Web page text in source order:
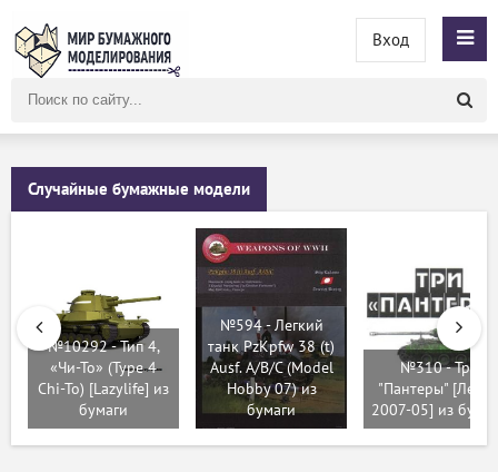
сайту
Вход
Случайные бумажные модели
№10292 - Тип 4,
«Чи-То» (Type 4
Chi-To) [Lazylife] из
бумаги
№594 - Легкий
танк PzKpfw 38 (t)
Ausf. A/B/C (Model
Hobby 07) из
бумаги
№310 - Три
"Пантеры"
2007-05] из